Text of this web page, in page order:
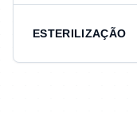
ESTERILIZAÇÃO